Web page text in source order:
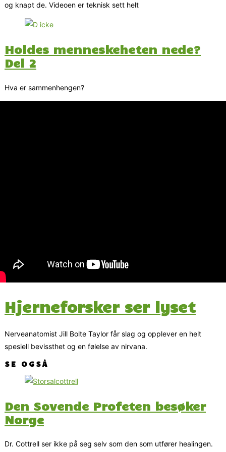
og knapt de. Videoen er teknisk sett helt
Holdes menneskeheten nede?
Del 2
Hva er sammenhengen?
Hjerneforsker ser lyset
Nerveanatomist Jill Bolte Taylor får slag og opplever en helt
spesiell bevissthet og en følelse av nirvana.
SE OGSÅ
Den Sovende Profeten besøker
Norge
Dr. Cottrell ser ikke på seg selv som den som utfører healingen.